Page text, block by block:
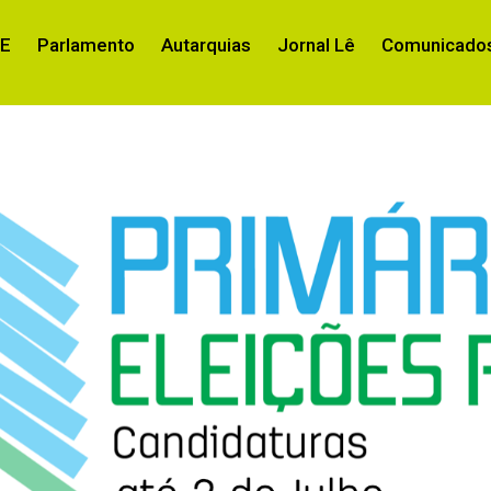
Parlamento Autarquias Jornal Lê